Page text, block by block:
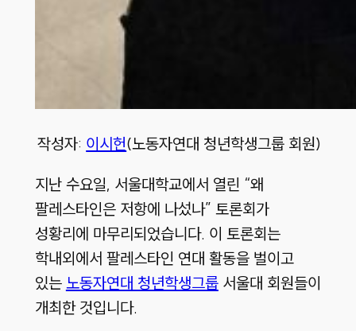
작성자: 이시헌(노동자연대 청년학생그룹 회원)
지난 수요일, 서울대학교에서 열린 “왜
팔레스타인은 저항에 나섰나” 토론회가
성황리에 마무리되었습니다. 이 토론회는
학내외에서 팔레스타인 연대 활동을 벌이고
있는 노동자연대 청년학생그룹서울대 회원들이
개최한 것입니다.